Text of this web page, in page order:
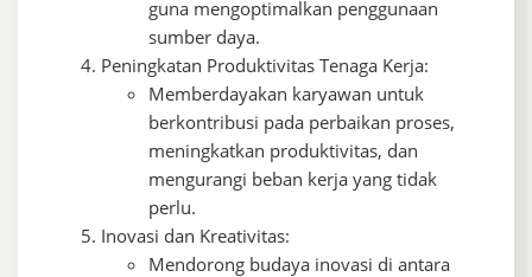
guna mengoptimalkan penggunaan
sumber daya.
Peningkatan Produktivitas Tenaga Kerja:
Memberdayakan karyawan untuk
berkontribusi pada perbaikan proses,
meningkatkan produktivitas, dan
mengurangi beban kerja yang tidak
perlu.
Inovasi dan Kreativitas:
Mendorong budaya inovasi di antara